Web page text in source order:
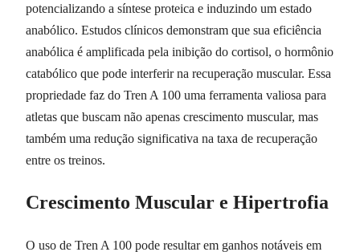
potencializando a síntese proteica e induzindo um estado
anabólico. Estudos clínicos demonstram que sua eficiência
anabólica é amplificada pela inibição do cortisol, o hormônio
catabólico que pode interferir na recuperação muscular. Essa
propriedade faz do Tren A 100 uma ferramenta valiosa para
atletas que buscam não apenas crescimento muscular, mas
também uma redução significativa na taxa de recuperação
entre os treinos.
Crescimento Muscular e Hipertrofia
O uso de Tren A 100 pode resultar em ganhos notáveis em